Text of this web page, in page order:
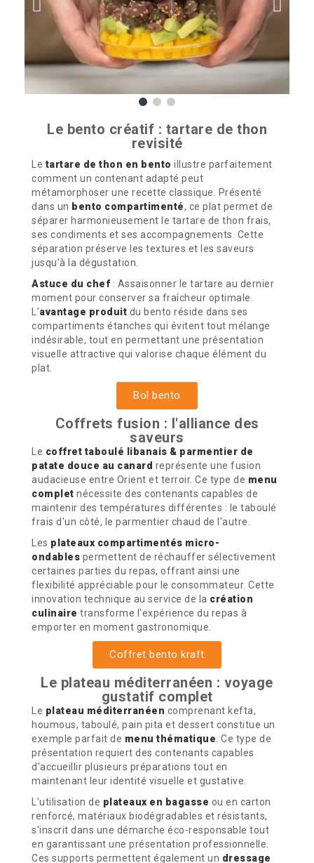
Le bento créatif : tartare de thon
revisité
Le tartare de thon en bento illustre parfaitement
comment un contenant adapté peut
métamorphoser une recette classique. Présenté
dans un bento compartimenté, ce plat permet de
séparer harmonieusement le tartare de thon frais,
ses condiments et ses accompagnements. Cette
séparation préserve les textures et les saveurs
jusqu'à la dégustation.
Astuce du chef : Assaisonner le tartare au dernier
moment pour conserver sa fraîcheur optimale.
L'avantage produit du bento réside dans ses
compartiments étanches qui évitent tout mélange
indésirable, tout en permettant une présentation
visuelle attractive qui valorise chaque élément du
plat.
Bol bento
Coffrets fusion : l'alliance des
saveurs
Le coffret taboulé libanais & parmentier de
patate douce au canard représente une fusion
audacieuse entre Orient et terroir. Ce type de menu
complet nécessite des contenants capables de
maintenir des températures différentes : le taboulé
frais d'un côté, le parmentier chaud de l'autre.
Les plateaux compartimentés micro-
ondables permettent de réchauffer sélectivement
certaines parties du repas, offrant ainsi une
flexibilité appréciable pour le consommateur. Cette
innovation technique au service de la création
culinaire transforme l'expérience du repas à
emporter en moment gastronomique.
Coffret bento kraft
Le plateau méditerranéen : voyage
gustatif complet
Le plateau méditerranéen comprenant kefta,
houmous, taboulé, pain pita et dessert constitue un
exemple parfait de menu thématique . Ce type de
présentation requiert des contenants capables
d'accueillir plusieurs préparations tout en
maintenant leur identité visuelle et gustative.
L'utilisation de plateaux en bagasse ou en carton
renforcé, matériaux biodégradables et résistants,
s'inscrit dans une démarche éco-responsable tout
en garantissant une présentation professionnelle.
Ces supports permettent également un dressage